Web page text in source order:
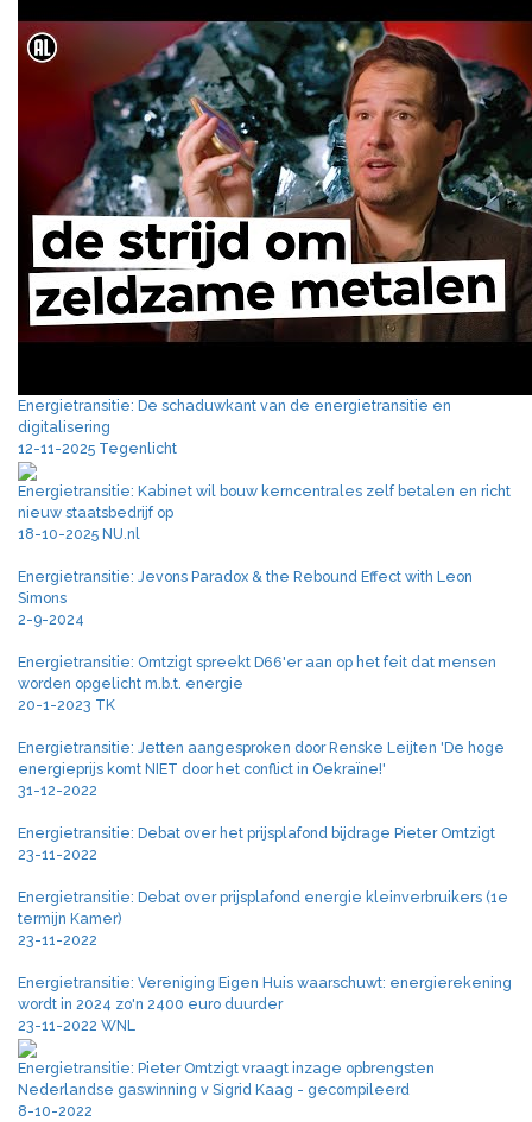
Energietransitie: De schaduwkant van de energietransitie en
digitalisering
12-11-2025 Tegenlicht
Energietransitie: Kabinet wil bouw kerncentrales zelf betalen en richt
nieuw staatsbedrijf op
18-10-2025 NU.nl
Energietransitie: Jevons Paradox & the Rebound Effect with Leon
Simons
2-9-2024
Energietransitie: Omtzigt spreekt D66'er aan op het feit dat mensen
worden opgelicht m.b.t. energie
20-1-2023 TK
Energietransitie: Jetten aangesproken door Renske Leijten 'De hoge
energieprijs komt NIET door het conflict in Oekraïne!'
31-12-2022
Energietransitie: Debat over het prijsplafond bijdrage Pieter Omtzigt
23-11-2022
Energietransitie: Debat over prijsplafond energie kleinverbruikers (1e
termijn Kamer)
23-11-2022
Energietransitie: Vereniging Eigen Huis waarschuwt: energierekening
wordt in 2024 zo'n 2400 euro duurder
23-11-2022 WNL
Energietransitie: Pieter Omtzigt vraagt inzage opbrengsten
Nederlandse gaswinning v Sigrid Kaag - gecompileerd
8-10-2022